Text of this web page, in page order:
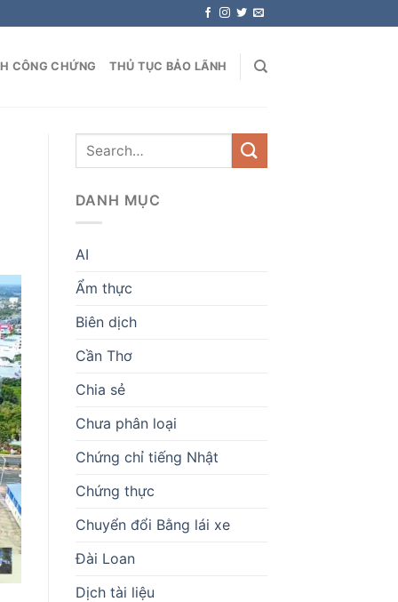
CÔNG CHỨNG THỦ TỤC BẢO LÃNH
DANH MỤC
AI
Ẩm thực
Biên dịch
Cần Thơ
Chia sẻ
Chưa phân loại
Chứng chỉ tiếng Nhật
Chứng thực
Chuyển đổi Bằng lái xe
Đài Loan
Dịch tài liệu